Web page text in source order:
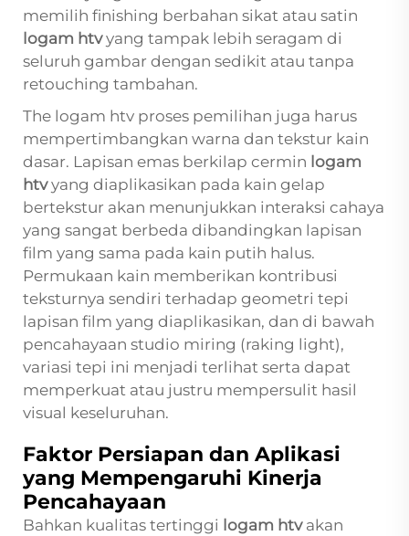
memilih finishing berbahan sikat atau satin
logam htvyang tampak lebih seragam di
seluruh gambar dengan sedikit atau tanpa
retouching tambahan.
The logam htv proses pemilihan juga harus
mempertimbangkan warna dan tekstur kain
dasar. Lapisan emas berkilap cermin logam
htvyang diaplikasikan pada kain gelap
bertekstur akan menunjukkan interaksi cahaya
yang sangat berbeda dibandingkan lapisan
film yang sama pada kain putih halus.
Permukaan kain memberikan kontribusi
teksturnya sendiri terhadap geometri tepi
lapisan film yang diaplikasikan, dan di bawah
pencahayaan studio miring (raking light),
variasi tepi ini menjadi terlihat serta dapat
memperkuat atau justru mempersulit hasil
visual keseluruhan.
Faktor Persiapan dan Aplikasi
yang Mempengaruhi Kinerja
Pencahayaan
Bahkan kualitas tertinggi logam htv akan